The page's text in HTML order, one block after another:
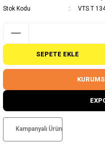
Stok Kodu
VTS T
SEPETE EKLE
Kampanyalı Ürün